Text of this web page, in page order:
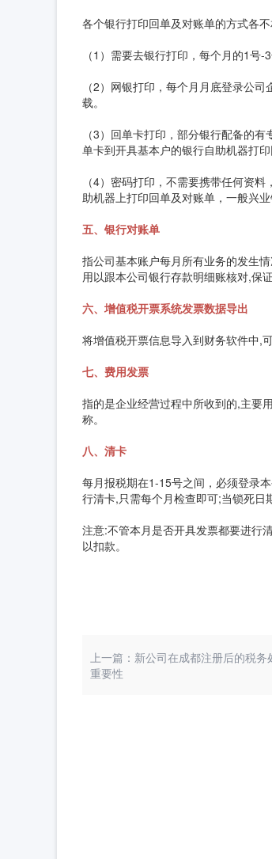
各个银行打印回单及对账单的方式各
（1）需要去银行打印，每个月的1号
（2）网银打印，每个月月底登录公
载。
（3）回单卡打印，部分银行配备的
单卡到开具基本户的银行自助机器打
（4）密码打印，不需要携带任何资
助机器上打印回单及对账单，一般兴
五、银行对账单
指公司基本账户每月所有业务的发生
用以跟本公司银行存款明细账核对,保
六、增值税开票系统发票数据导出
将增值税开票信息导入到财务软件中,
七、费用发票
指的是企业经营过程中所收到的,主要
称。
八、清卡
每月报税期在1-15号之间，必须登录
行清卡,只需每个月检查即可;当锁死日
注意:不管本月是否开具发票都要进行
以扣款。
上一篇：新公司在成都注册后的税
重要性